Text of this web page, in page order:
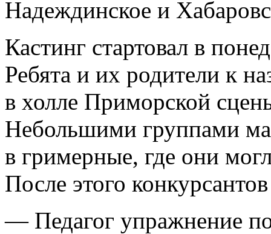
Надеждинское и
Кастинг стартовал в
Ребята и их родители к
в холле Приморской
Небольшими группами
в гримерные, где они
После этого
— Педагог упражнение